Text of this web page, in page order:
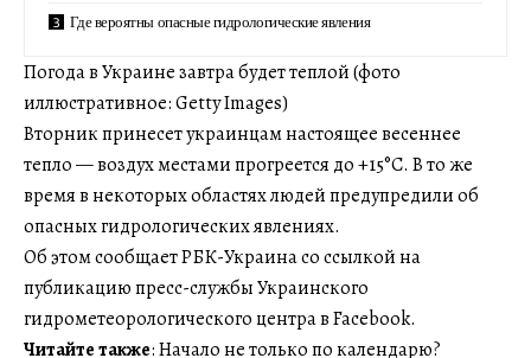
Где вероятны опасные гидрологические явления
Погода в Украине завтра будет теплой (фото
иллюстративное: Getty Images)
Вторник принесет украинцам настоящее весеннее
тепло — воздух местами прогреется до +15°C. В то же
время в некоторых областях людей предупредили об
опасных гидрологических явлениях.
Об этом сообщает РБК-Украина со ссылкой на
публикацию пресс-службы Украинского
гидрометеорологического центра в Facebook.
Читайте также: Начало не только по календарю?